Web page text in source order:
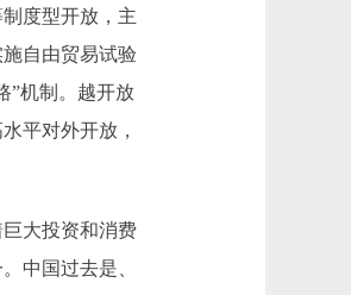
度型开放，主
自由贸易试验
”机制。越开放
平对外开放，
大投资和消费
中国过去是、